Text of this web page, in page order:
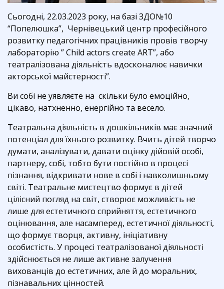
Сьогодні, 22.03.2023 року, на базі ЗДО№10
“Попелюшка”, Чернівецький центр професійного
розвитку педагогічних працівників провів творчу
лабораторію ” Child actors create ART”, або
театралізована діяльність вдосконалює навички
акторської майстерності”.
Ви собі не уявляєте на скільки було емоційно,
цікаво, натхненно, енергійно та весело.
Театральна діяльність в дошкільників має значний
потенціал для їхнього розвитку. Вчить дітей творчо
думати, аналізувати, давати оцінку дійовій особі,
партнеру, собі, тобто бути постійно в процесі
пізнання, відкривати нове в собі і навколишньому
світі. Театральне мистецтво формує в дітей
цілісний погляд на світ, створює можливість не
лише для естетичного сприйняття, естетичного
оцінювання, але насамперед, естетичної діяльності,
що формує творця, активну, ініціативну
особистість. У процесі театралізованої діяльності
здійснюється не лише активне залучення
вихованців до естетичних, але й до моральних,
пізнавальних цінностей.